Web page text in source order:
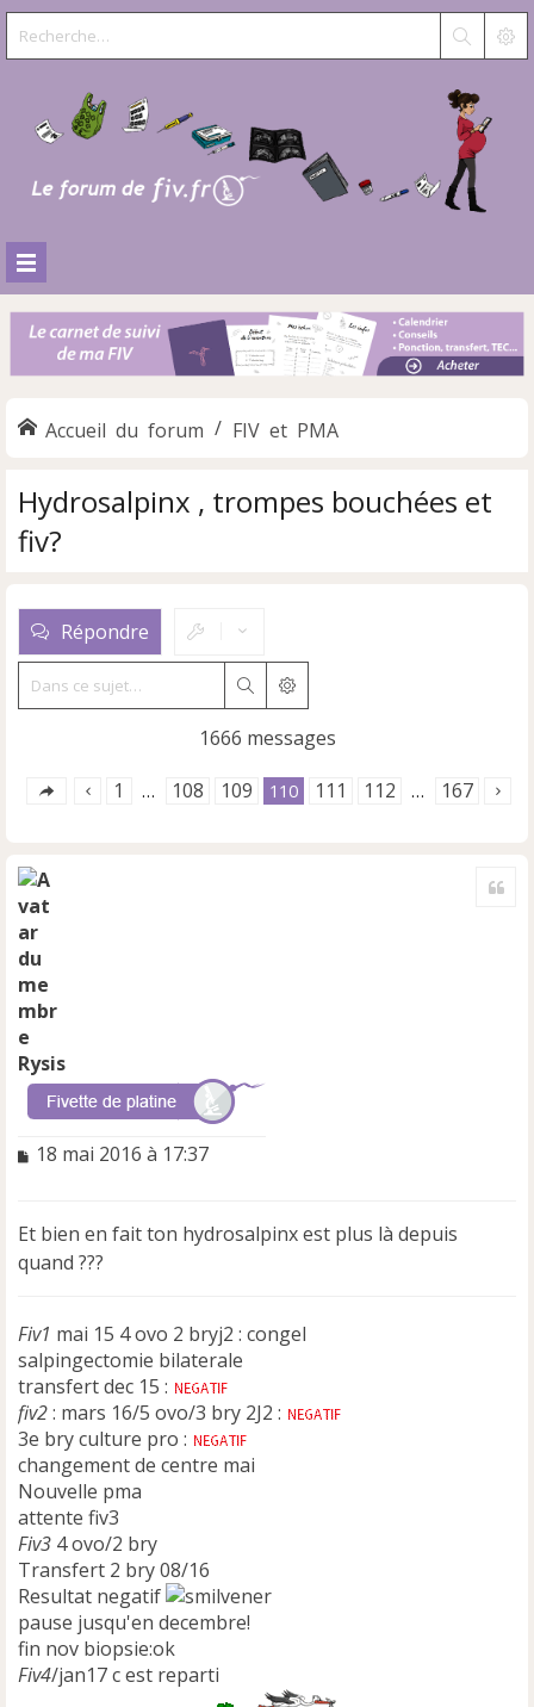
Accueil du forum FIV et PMA
Hydrosalpinx , trompes bouchées et
fiv?
Répondre
RechercherRecherche avancée
1666 messages
1 … 108 109 110 111 112 … 167
Rysis
M
a
g
o
n
l
u
18 mai 2016 à 17:37
Et bien en fait ton hydrosalpinx est plus là depuis
quand ???
Fiv1 mai 15 4 ovo 2 bryj2 : congel
salpingectomie bilaterale
transfert dec 15 :
fiv2: mars 16/5 ovo/3 bry 2J2 :
3e bry culture pro :
changement de centre mai
Nouvelle pma
attente fiv3
Fiv3 4 ovo/2 bry
Transfert 2 bry 08/16
Resultat negatif
pause jusqu'en decembre!
fin nov biopsie:ok
Fiv4/jan17 c est reparti